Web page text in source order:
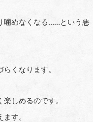
噛めなくなる……という悪
くなります。
しめるのです。
す。